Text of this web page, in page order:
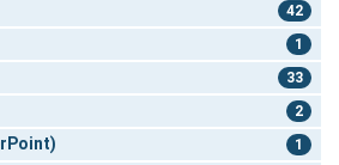
42
1
33
2
1